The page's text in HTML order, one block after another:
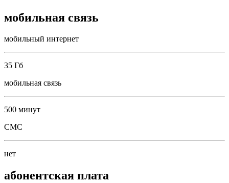
мобильная связь
мобильный интернет
35 Гб
мобильная связь
500 минут
СМС
нет
абонентская плата